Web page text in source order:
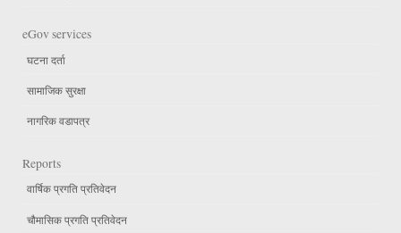
eGov services
घटना दर्ता
सामाजिक सुरक्षा
नागरिक वडापत्र
Reports
वार्षिक प्रगति प्रतिवेदन
चौमासिक प्रगति प्रतिवेदन